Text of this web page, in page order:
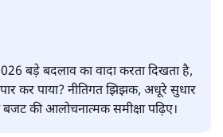
बड़े बदलाव का वादा करता दिखता है,
कर पाया? नीतिगत झिझक, अधूरे सुधार
की आलोचनात्मक समीक्षा पढ़िए।